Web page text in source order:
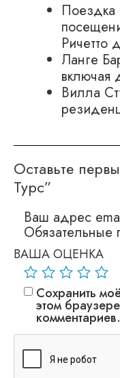
Поездка
Ланге
включая
Вилла
Оставьте
Турс”
Ваш адрес
Обязательные
ВАША ОЦЕНКА
Сохранить
этом
комментариев.